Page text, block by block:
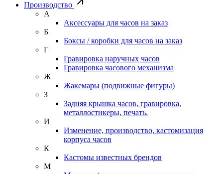
Производство
А
Аксессуары для часов на заказ
Б
Боксы / коробки для часов на заказ
Г
Гравировка наручных часов
Гравировка часового механизма
Ж
Жакемары (подвижные фигуры)
З
Задняя крышка часов, гравировка,
металлостикеры, печать.
И
Изменение, производство, кастомизация
корпуса часов
К
Кастомы известных брендов
М